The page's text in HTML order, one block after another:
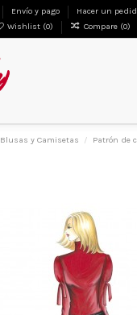
Envío y pago
Hacer un
Wishlist (0) Compare (0)
Blusas y Camisetas Patrón de